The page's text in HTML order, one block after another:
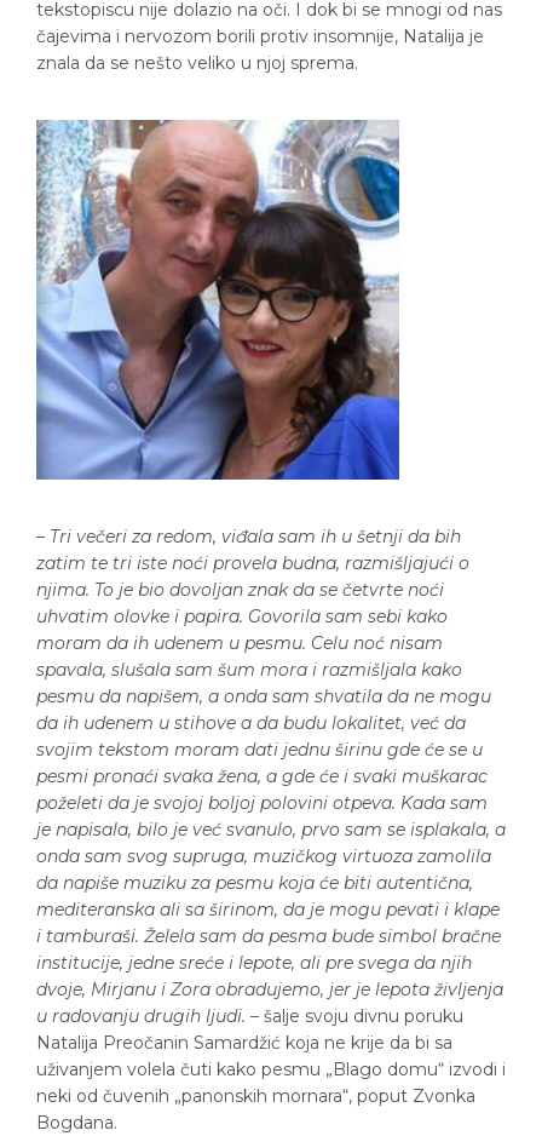
tekstopiscu nije dolazio na oči. I dok bi se mnogi od nas
čajevima i nervozom borili protiv insomnije, Natalija je
znala da se nešto veliko u njoj sprema.
– Tri večeri za redom, viđala sam ih u šetnji da bih
zatim te tri iste noći provela budna, razmišljajući o
njima. To je bio dovoljan znak da se četvrte noći
uhvatim olovke i papira. Govorila sam sebi kako
moram da ih udenem u pesmu. Celu noć nisam
spavala, slušala sam šum mora i razmišljala kako
pesmu da napišem, a onda sam shvatila da ne mogu
da ih udenem u stihove a da budu lokalitet, već da
svojim tekstom moram dati jednu širinu gde će se u
pesmi pronaći svaka žena, a gde će i svaki muškarac
poželeti da je svojoj boljoj polovini otpeva. Kada sam
je napisala, bilo je već svanulo, prvo sam se isplakala, a
onda sam svog supruga, muzičkog virtuoza zamolila
da napiše muziku za pesmu koja će biti autentična,
mediteranska ali sa širinom, da je mogu pevati i klape
i tamburaši. Želela sam da pesma bude simbol bračne
institucije, jedne sreće i lepote, ali pre svega da njih
dvoje, Mirjanu i Zora obradujemo, jer je lepota življenja
u radovanju drugih ljudi. – šalje svoju divnu poruku
Natalija Preočanin Samardžić koja ne krije da bi sa
uživanjem volela čuti kako pesmu „Blago domu“ izvodi i
neki od čuvenih „panonskih mornara“, poput Zvonka
Bogdana.